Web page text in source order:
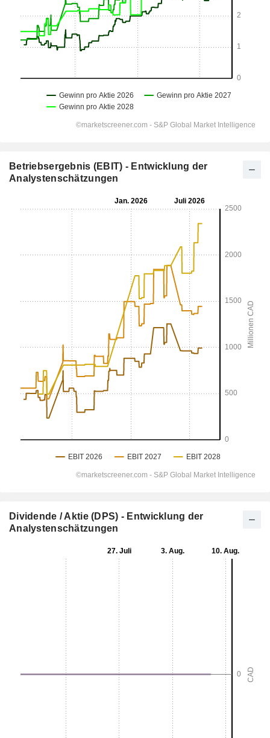
Betriebsergebnis (EBIT) - Entwicklung der
Analystenschätzungen
Dividende / Aktie (DPS) - Entwicklung der
Analystenschätzungen